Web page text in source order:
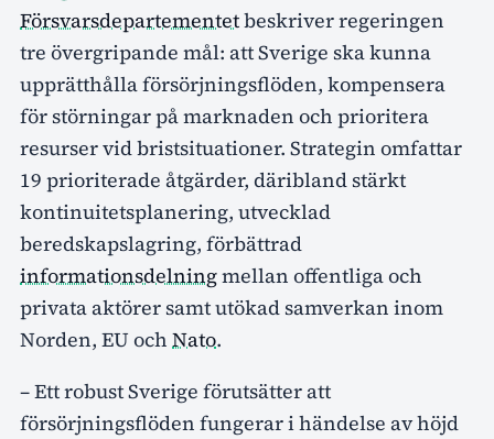
Försvarsdepartementetbeskriver regeringen
tre övergripande mål: att Sverige ska kunna
upprätthålla försörjningsflöden, kompensera
för störningar på marknaden och prioritera
resurser vid bristsituationer. Strategin omfattar
19 prioriterade åtgärder, däribland stärkt
kontinuitetsplanering, utvecklad
beredskapslagring, förbättrad
informationsdelningmellan offentliga och
privata aktörer samt utökad samverkan inom
Norden, EU och Nato.
– Ett robust Sverige förutsätter att
försörjningsflöden fungerar i händelse av höjd